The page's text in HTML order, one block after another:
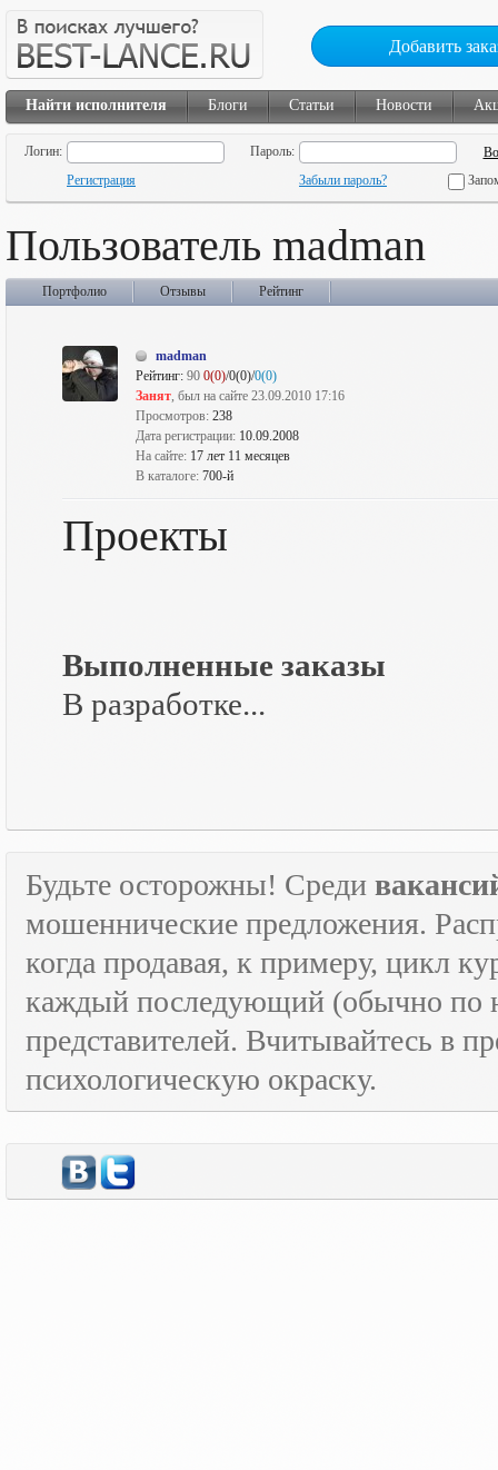
Добавить
Найти исполнителя Блоги Статьи Новости
Логин:
Пароль:
Регистрация
Забыли пароль?
Пользователь madman
Портфолио Отзывы Рейтинг
madman
Рейтинг: 90 0(0)/0(0)/0(0)
Занят, был на сайте 23.09.2010 17:16
Просмотров: 238
Дата регистрации: 10.09.2008
На сайте: 17 лет 11 месяцев
В каталоге: 700-й
Проекты
Выполненные заказы
В разработке...
Будьте осторожны! Среди
мошеннические предложения.
когда продавая, к примеру, цикл
каждый последующий (обычно по
представителей. Вчитывайтесь в
психологическую окраску.